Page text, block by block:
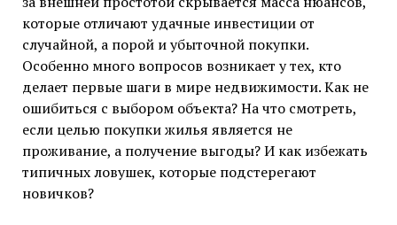
которые отличают удачные инвестиции от
случайной, а порой и убыточной покупки.
Особенно много вопросов возникает у тех, кто
делает первые шаги в мире недвижимости. Как не
ошибиться с выбором объекта? На что смотреть,
если целью покупки жилья является не
проживание, а получение выгоды? И как избежать
типичных ловушек, которые подстерегают
новичков?